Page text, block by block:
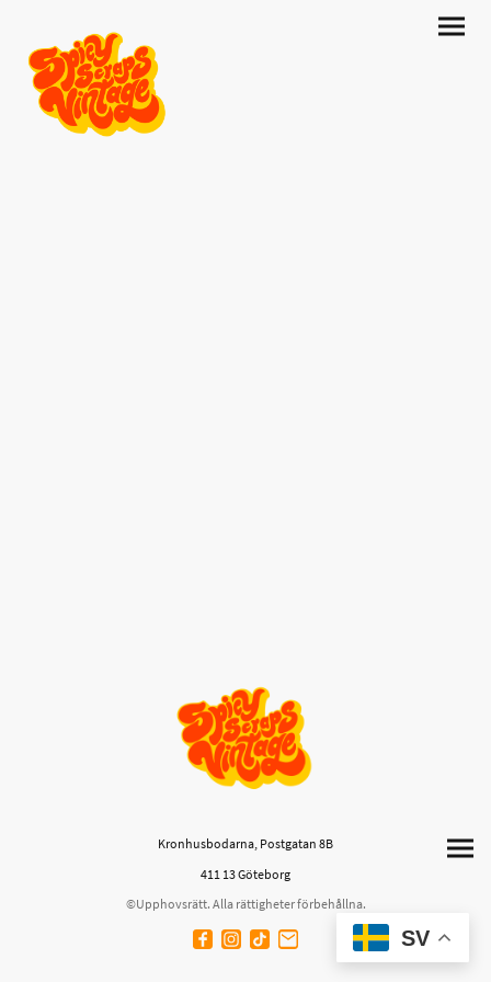
Kronhusbodarna, Postgatan 8B
411 13 Göteborg
©Upphovsrätt. Alla rättigheter förbehållna.
SV